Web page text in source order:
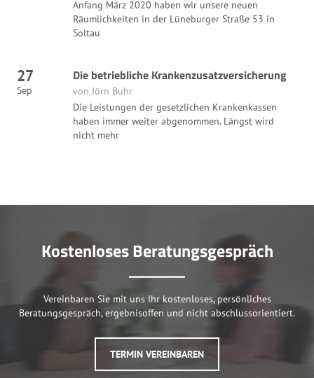
Anfang März 2020 haben wir unsere neuen
Räumlichkeiten in der Lüneburger Straße 53 in
Soltau
27
Sep
Die betriebliche Krankenzusatzversicherung
von Jörn Buhr
Die Leistungen der gesetzlichen Krankenkassen
haben immer weiter abgenommen. Längst wird
nicht mehr
Kostenloses Beratungsgespräch
Vereinbaren Sie mit uns Ihr kostenloses, persönliches
Beratungsgespräch, ergebnisoffen und nicht abschlussorientiert.
TERMIN VEREINBAREN